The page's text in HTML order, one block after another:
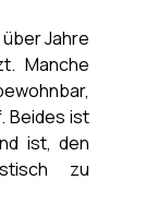
Jahre
Manche
Beides ist
ist, den
zu